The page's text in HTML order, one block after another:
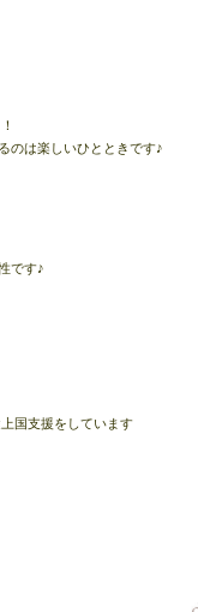
のは楽しいひとときです♪
です♪
国支援をしています